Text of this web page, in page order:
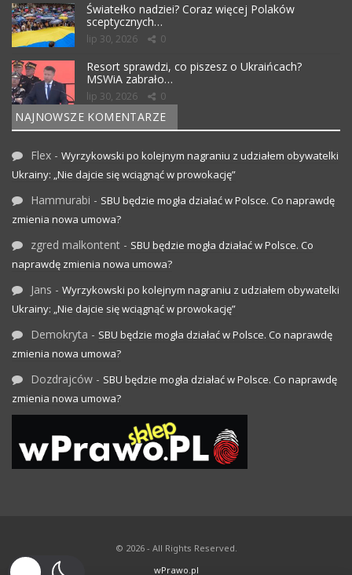
Światełko nadziei? Coraz więcej Polaków
sceptycznych…
lip 30, 2026 0
Resort sprawdzi, co piszesz o Ukraińcach?
MSWiA zabrało…
lip 30, 2026 0
NAJNOWSZE KOMENTARZE
Flex - Wyrzykowski po kolejnym nagraniu z udziałem obywatelki
Ukrainy: „Nie dajcie się wciągnąć w prowokację”
Hammurabi - SBU będzie mogła działać w Polsce. Co naprawdę
zmienia nowa umowa?
zgred malkontent - SBU będzie mogła działać w Polsce. Co
naprawdę zmienia nowa umowa?
Jans - Wyrzykowski po kolejnym nagraniu z udziałem obywatelki
Ukrainy: „Nie dajcie się wciągnąć w prowokację”
Demokryta - SBU będzie mogła działać w Polsce. Co naprawdę
zmienia nowa umowa?
Dozdrajców - SBU będzie mogła działać w Polsce. Co naprawdę
zmienia nowa umowa?
© 2026 - All Rights Reserved.
wPrawo.pl